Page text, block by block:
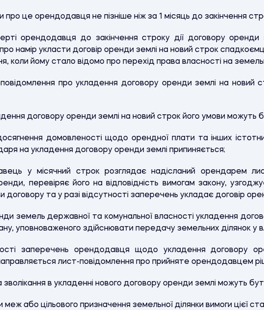
про це орендодавця не пізніше ніж за 1 місяць до закінчення
орендодавця до закінчення строку дії договору оренди
намір укласти договір оренди землі на новий строк
коли йому стало відомо про перехід права власності на
про укладення договору оренди землі на новий
договору оренди землі на новий строк його умови можуть
домовленості щодо орендної плати та інших
на укладення договору оренди землі припиняється;
у місячний строк розглядає надісланий орендарем
перевіряє його на відповідність вимогам закону,
договору та у разі відсутності заперечень укладає договір
земель державної та комунальної власності укладення
уповноваженого здійснювати передачу земельних ділянок у
заперечень орендодавця щодо укладення договору
лист-повідомлення про прийняте орендодавцем
зволікання в укладенні нового договору оренди землі можуть
меж або цільового призначення земельної ділянки вимоги цієї